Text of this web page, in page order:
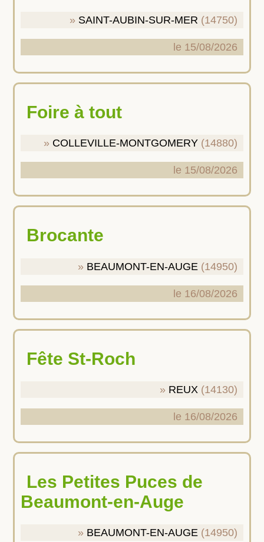
SAINT-AUBIN-SUR-MER (14750)
le 15/08/2026
Foire à tout
COLLEVILLE-MONTGOMERY (14880)
le 15/08/2026
Brocante
BEAUMONT-EN-AUGE (14950)
le 16/08/2026
Fête St-Roch
REUX (14130)
le 16/08/2026
Les Petites Puces de
Beaumont-en-Auge
BEAUMONT-EN-AUGE (14950)